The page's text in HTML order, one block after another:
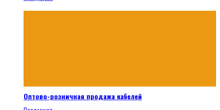
Оптово-розничная продажа кабелей